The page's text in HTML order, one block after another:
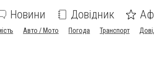
Новини Довідник
Авто / Мото Погода Транспорт